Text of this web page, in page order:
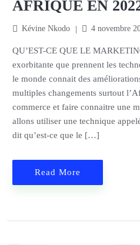
AFRIQUE EN
Kévine Nkodo 4 novembre
QU’EST-CE QUE LE
exorbitante que prennent les
le monde connait des
multiples changements surtout
commerce et faire connaitre une
allons utiliser une technique
dit qu’est-ce que le […]
Read More